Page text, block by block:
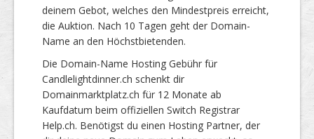
deinem Gebot, welches den Mindestpreis erreicht,
die Auktion. Nach 10 Tagen geht der Domain-
Name an den Höchstbietenden.
Die Domain-Name Hosting Gebühr für
Candlelightdinner.ch schenkt dir
Domainmarktplatz.ch für 12 Monate ab
Kaufdatum beim offiziellen Switch Registrar
Help.ch. Benötigst du einen Hosting Partner, der